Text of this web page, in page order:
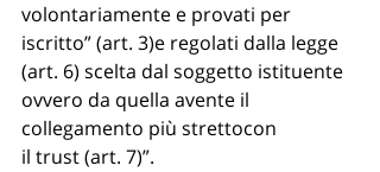
volontariamente e provati per
iscritto” (art. 3)e regolati dalla legge
(art. 6) scelta dal soggetto istituente
ovvero da quella avente il
collegamento più strettocon
il trust (art. 7)”.